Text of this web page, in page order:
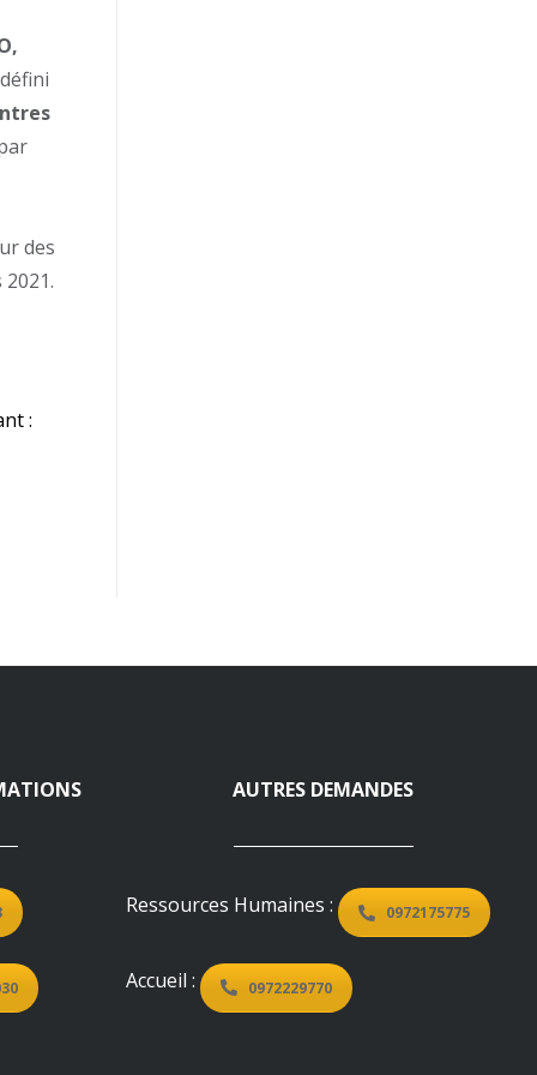
des
:
AUTRES DEMANDES
Ressources Humaines : 0972175775
Accueil : 0972229770